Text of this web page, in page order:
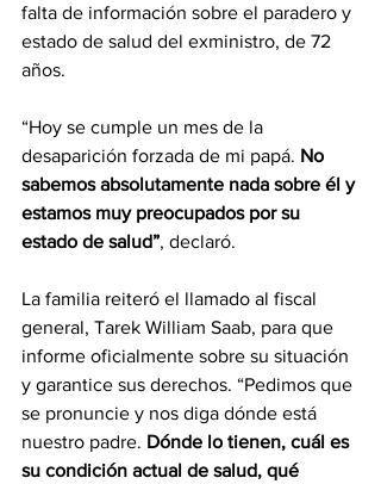
falta de información sobre el paradero y
estado de salud del exministro, de 72
años.
“Hoy se cumple un mes de la
desaparición forzada de mi papá. No
sabemos absolutamente nada sobre él y
estamos muy preocupados por su
estado de salud”, declaró.
La familia reiteró el llamado al fiscal
general, Tarek William Saab, para que
informe oficialmente sobre su situación
y garantice sus derechos. “Pedimos que
se pronuncie y nos diga dónde está
nuestro padre. Dónde lo tienen, cuál es
su condición actual de salud, qué